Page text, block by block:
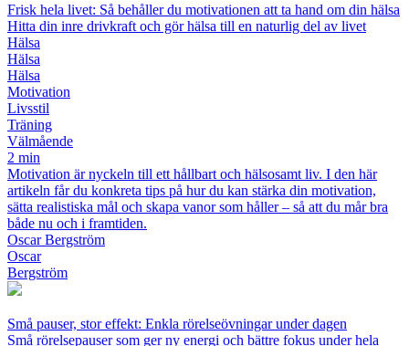
Frisk hela livet: Så behåller du motivationen att ta hand om din hälsa
Hitta din inre drivkraft och gör hälsa till en naturlig del av livet
Hälsa
Hälsa
Hälsa
Motivation
Livsstil
Träning
Välmående
2 min
Motivation är nyckeln till ett hållbart och hälsosamt liv. I den här
artikeln får du konkreta tips på hur du kan stärka din motivation,
sätta realistiska mål och skapa vanor som håller – så att du mår bra
både nu och i framtiden.
Oscar Bergström
Oscar
Bergström
Små pauser, stor effekt: Enkla rörelseövningar under dagen
Små rörelsepauser som ger ny energi och bättre fokus under hela